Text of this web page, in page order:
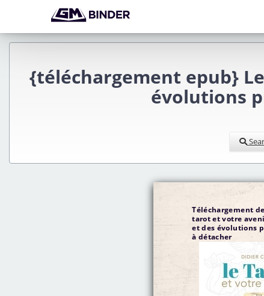
{téléchargement epub}
évolutions
Téléchargement
tarot et votre
et des évolutions
à détacher